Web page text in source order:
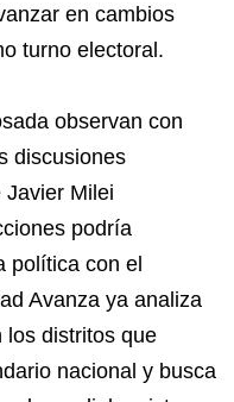
en cambios
turno electoral.
observan con
discusiones
Javier Milei
podría
política con el
Avanza ya analiza
los distritos que
nacional y busca